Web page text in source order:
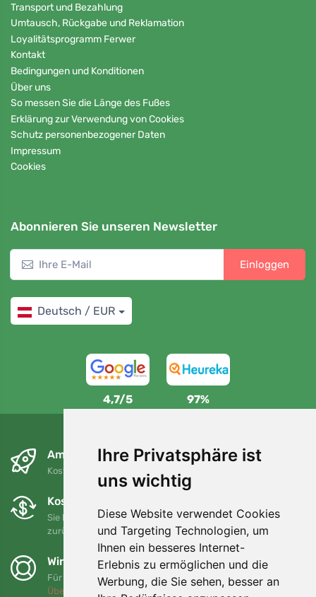
Ihre Privatsphäre ist
uns wichtig
Diese Website verwendet Cookies
und Targeting Technologien, um
Ihnen ein besseres Internet-
Erlebnis zu ermöglichen und die
Werbung, die Sie sehen, besser an
Transport und Bezahlung
Umtausch, Rückgabe und Reklamation
Loyalitätsprogramm Ferwer
Kontakt
Bedingungen und Konditionen
Über uns
So messen Sie die Länge des Fußes
Erklärung zur Verwendung von Cookies
Schutz personenbezogener Daten
Impressum
Cookies
Abonnieren Sie unseren Newsletter
Einloggen
Deutsch / EUR
4,7/5 97%
Am nächsten Tag und kostenlos
Kostenloser Versand für Bestellungen über 80 EUR
Kostenloser Umtausch und Rückgabe
Sie können Ihre Bestellung jederzeit innerhalb von 90 Tagen
zurückgeben oder umtauschen.
Wir unterstützen Trees.org
Für jede Bestellung pflanzen wir einen Baum! Mehr lesen
Über uns